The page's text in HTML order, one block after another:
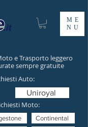
ME
NU
e Trasporto leggero
sempre gratuite
Moto:
Uniroyal
Continental
Auto: